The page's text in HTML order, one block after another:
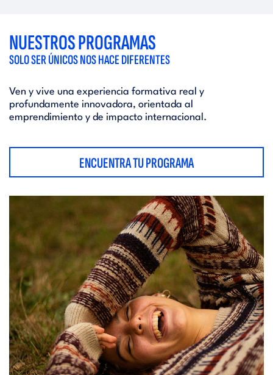
NUESTROS PROGRAMAS
SOLO SER ÚNICOS NOS HACE DIFERENTES
Ven y vive una experiencia formativa real y
profundamente innovadora, orientada al
emprendimiento y de impacto internacional.
ENCUENTRA TU PROGRAMA